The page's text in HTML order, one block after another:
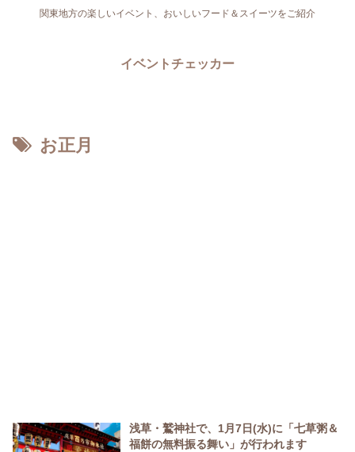
関東地方の楽しいイベント、おいしいフード＆スイーツをご紹介
イベントチェッカー
お正月
浅草・鷲神社で、1月7日(水)に「七草粥＆
福餅の無料振る舞い」が行われます